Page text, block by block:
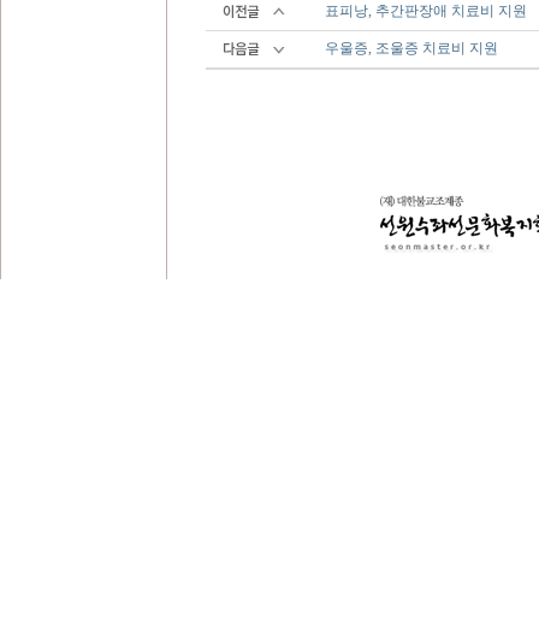
표피낭, 추간판장애 치료비 지원
우울증, 조울증 치료비 지원